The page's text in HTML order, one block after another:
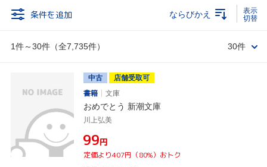
条件を追加
1件～30件（全7,735件）
ならびかえ
30件
中古
店舗受取可
書籍
文庫
おめでとう 新潮文庫
川上弘美
¥99円
定価より407円（80%）おトク